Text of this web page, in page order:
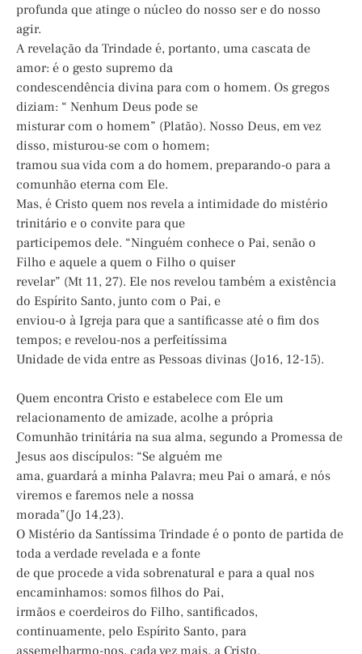
profunda que atinge o núcleo do nosso ser e do nosso
agir.
A revelação da Trindade é, portanto, uma cascata de
amor: é o gesto supremo da
condescendência divina para com o homem. Os gregos
diziam: “ Nenhum Deus pode se
misturar com o homem” (Platão). Nosso Deus, em vez
disso, misturou-se com o homem;
tramou sua vida com a do homem, preparando-o para a
comunhão eterna com Ele.
Mas, é Cristo quem nos revela a intimidade do mistério
trinitário e o convite para que
participemos dele. “Ninguém conhece o Pai, senão o
Filho e aquele a quem o Filho o quiser
revelar” (Mt 11, 27). Ele nos revelou também a existência
do Espírito Santo, junto com o Pai, e
enviou-o à Igreja para que a santificasse até o fim dos
tempos; e revelou-nos a perfeitíssima
Unidade de vida entre as Pessoas divinas (Jo16, 12-15).
Quem encontra Cristo e estabelece com Ele um
relacionamento de amizade, acolhe a própria
Comunhão trinitária na sua alma, segundo a Promessa de
Jesus aos discípulos: “Se alguém me
ama, guardará a minha Palavra; meu Pai o amará, e nós
viremos e faremos nele a nossa
morada”(Jo 14,23).
O Mistério da Santíssima Trindade é o ponto de partida de
toda a verdade revelada e a fonte
de que procede a vida sobrenatural e para a qual nos
encaminhamos: somos filhos do Pai,
irmãos e coerdeiros do Filho, santificados,
continuamente, pelo Espírito Santo, para